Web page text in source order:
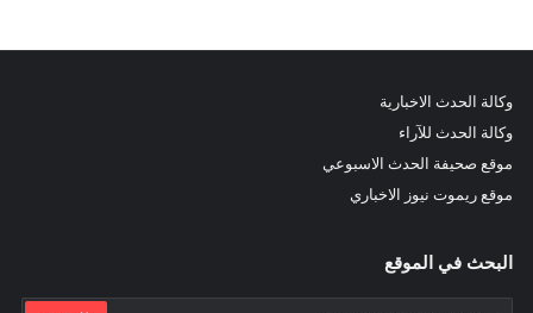
وكالة الحدث الاخبارية
وكالة الحدث للآراء
موقع صحيفة الحدث الاسبوعي
موقع ريموت نيوز الاخباري
البحث في الموقع